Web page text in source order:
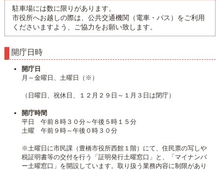
駐車場には数に限りがあります。
市役所へお越しの際は、公共交通機関（電車・バス）をご利用
くださいますよう、ご協力をお願い致します。
開庁日時
開庁日
月～金曜日、土曜日（※）
（日曜日、祝休日、１２月２９日～１月３日は閉庁）
開庁時間
平日 午前８時３０分～午後５時１５分
土曜 午前９時～午後０時３０分
※土曜日に市民課（豊橋市役所西館１階）にて、住民票の写しや
税証明書等の交付を行う「証明発行土曜窓口」と、「マイナンバ
ー土曜窓口」を開設しています。取り扱う業務内容に制限があり